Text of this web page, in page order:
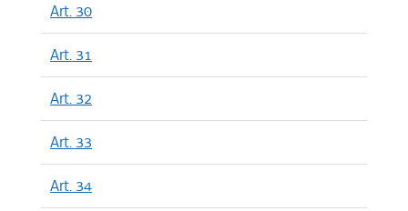
Art. 30
Art. 31
Art. 32
Art. 33
Art. 34